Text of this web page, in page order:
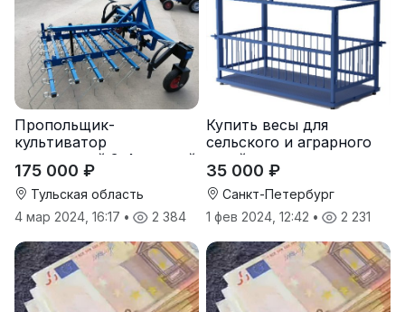
Пропольщик-
культиватор
штригерный 3-4-рядный
«ТУЛКА-3/4»
175 000 ₽
Тульская область
4 мар 2024, 16:17 • 2 384
Купить весы для
сельского и аграрного
хозяйства от
производителя
35 000 ₽
Санкт-Петербург
1 фев 2024, 12:42 • 2 231